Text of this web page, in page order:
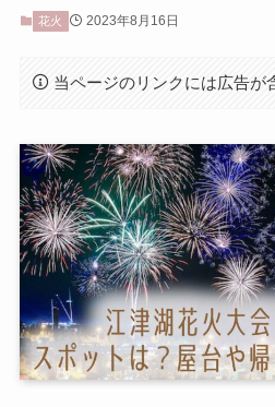
花火 2023年8月16日
当ページのリンクには広告が